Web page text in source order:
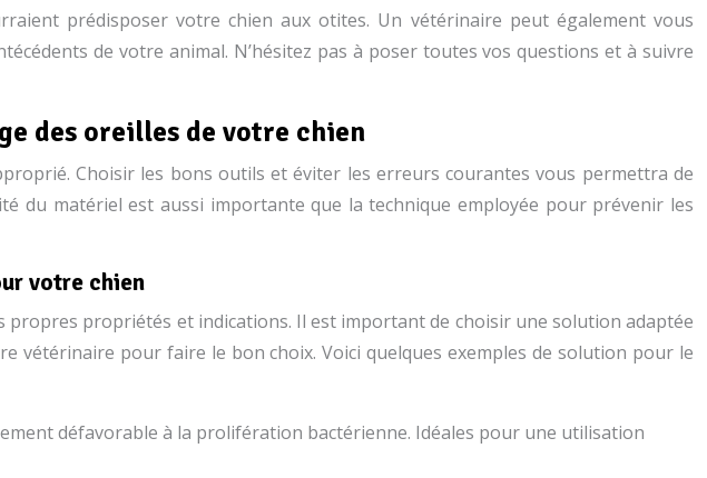
prédisposer votre chien aux otites. Un vétérinaire peut également vous
de votre animal. N’hésitez pas à poser toutes vos questions et à suivre
des oreilles de votre chien
Choisir les bons outils et éviter les erreurs courantes vous permettra de
du matériel est aussi importante que la technique employée pour prévenir les
votre chien
propriétés et indications. Il est important de choisir une solution adaptée
vétérinaire pour faire le bon choix. Voici quelques exemples de solution pour le
défavorable à la prolifération bactérienne. Idéales pour une utilisation